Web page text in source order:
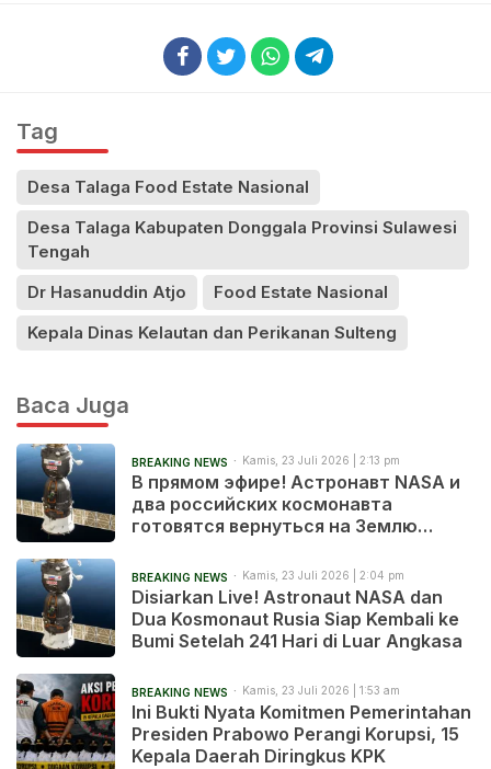
Tag
Desa Talaga Food Estate Nasional
Desa Talaga Kabupaten Donggala Provinsi Sulawesi
Tengah
Dr Hasanuddin Atjo
Food Estate Nasional
Kepala Dinas Kelautan dan Perikanan Sulteng
Baca Juga
BREAKING NEWS Kamis, 23 Juli 2026 | 2:13 pm
В прямом эфире! Астронавт NASA и
два российских космонавта
готовятся вернуться на Землю
BREAKING NEWS Kamis, 23 Juli 2026 | 2:04 pm
Disiarkan Live! Astronaut NASA dan
Dua Kosmonaut Rusia Siap Kembali ke
Bumi Setelah 241 Hari di Luar Angkasa
BREAKING NEWS Kamis, 23 Juli 2026 | 1:53 am
Ini Bukti Nyata Komitmen Pemerintahan
Presiden Prabowo Perangi Korupsi, 15
Kepala Daerah Diringkus KPK